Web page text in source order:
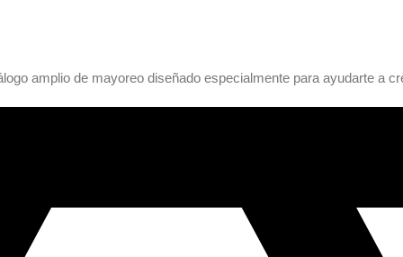
amplio de mayoreo diseñado especialmente para ayudarte a